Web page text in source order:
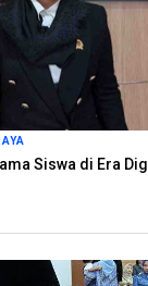
Siswa di Era